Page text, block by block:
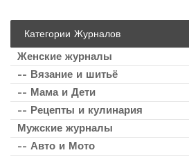
Категории Журналов
Женские журналы
-- Вязание и шитьё
-- Мама и Дети
-- Рецепты и кулинария
Мужские журналы
-- Авто и Мото